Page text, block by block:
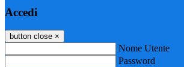
Accedi
button close ×
Nome Utente
Password